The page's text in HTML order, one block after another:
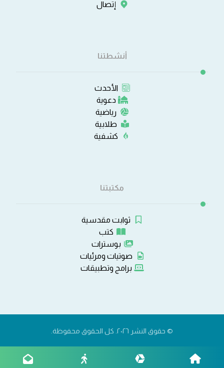
إتصال
أنشطتنا
الأحدث
دعوية
رياضية
طلابية
كشفية
مكتبتنا
ثوابت مقدسية
كتب
بوسترات
صوتيات ومرئيات
برامج وتطبيقات
© حقوق النشر ٢٠٢٦. كل الحقوق محفوظة.